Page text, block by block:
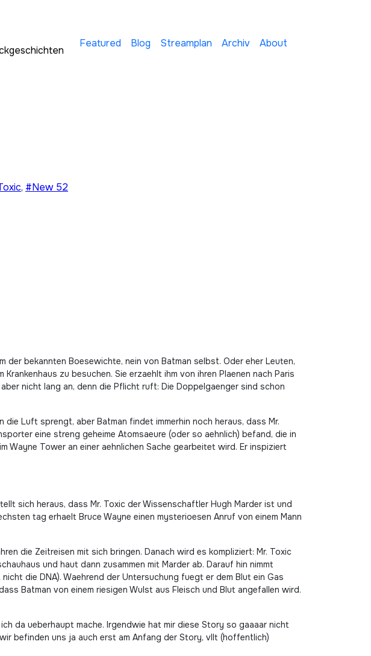
Featured Blog Streamplan Archiv About
, #New 52
bekannten Boesewichte, nein von Batman selbst. Oder eher Leuten,
zu besuchen. Sie erzaehlt ihm von ihren Plaenen nach Paris
nicht lang an, denn die Pflicht ruft: Die Doppelgaenger sind schon
Luft sprengt, aber Batman findet immerhin noch heraus, dass Mr.
eine streng geheime Atomsaeure (oder so aehnlich) befand, die in
Wayne Tower an einer aehnlichen Sache gearbeitet wird. Er inspiziert
sich heraus, dass Mr. Toxic der Wissenschaftler Hugh Marder ist und
tag erhaelt Bruce Wayne einen mysterioesen Anruf von einem Mann
die Zeitreisen mit sich bringen. Danach wird es kompliziert: Mr. Toxic
und haut dann zusammen mit Marder ab. Darauf hin nimmt
die DNA). Waehrend der Untersuchung fuegt er dem Blut ein Gas
Batman von einem riesigen Wulst aus Fleisch und Blut angefallen wird.
da ueberhaupt mache. Irgendwie hat mir diese Story so gaaaar nicht
befinden uns ja auch erst am Anfang der Story, vllt (hoffentlich)